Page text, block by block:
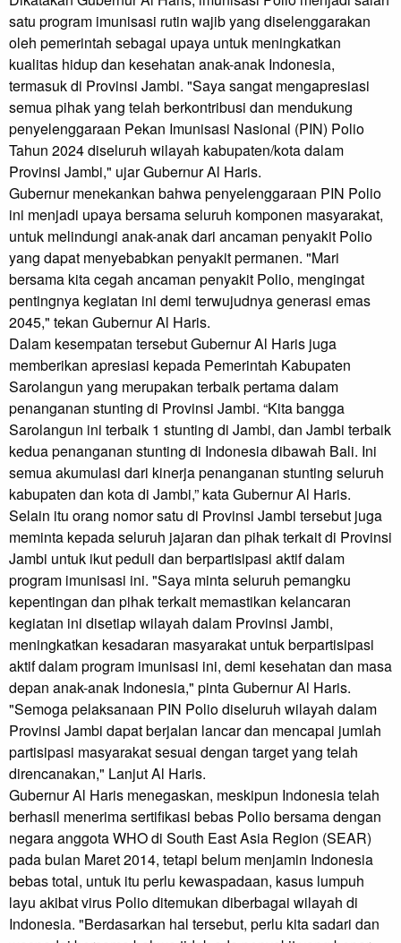
satu program imunisasi rutin wajib yang diselenggarakan
oleh pemerintah sebagai upaya untuk meningkatkan
kualitas hidup dan kesehatan anak-anak Indonesia,
termasuk di Provinsi Jambi. "Saya sangat mengapresiasi
semua pihak yang telah berkontribusi dan mendukung
penyelenggaraan Pekan Imunisasi Nasional (PIN) Polio
Tahun 2024 diseluruh wilayah kabupaten/kota dalam
Provinsi Jambi," ujar Gubernur Al Haris.
Gubernur menekankan bahwa penyelenggaraan PIN Polio
ini menjadi upaya bersama seluruh komponen masyarakat,
untuk melindungi anak-anak dari ancaman penyakit Polio
yang dapat menyebabkan penyakit permanen. "Mari
bersama kita cegah ancaman penyakit Polio, mengingat
pentingnya kegiatan ini demi terwujudnya generasi emas
2045," tekan Gubernur Al Haris.
Dalam kesempatan tersebut Gubernur Al Haris juga
memberikan apresiasi kepada Pemerintah Kabupaten
Sarolangun yang merupakan terbaik pertama dalam
penanganan stunting di Provinsi Jambi. “Kita bangga
Sarolangun ini terbaik 1 stunting di Jambi, dan Jambi terbaik
kedua penanganan stunting di Indonesia dibawah Bali. Ini
semua akumulasi dari kinerja penanganan stunting seluruh
kabupaten dan kota di Jambi,” kata Gubernur Al Haris.
Selain itu orang nomor satu di Provinsi Jambi tersebut juga
meminta kepada seluruh jajaran dan pihak terkait di Provinsi
Jambi untuk ikut peduli dan berpartisipasi aktif dalam
program imunisasi ini. "Saya minta seluruh pemangku
kepentingan dan pihak terkait memastikan kelancaran
kegiatan ini disetiap wilayah dalam Provinsi Jambi,
meningkatkan kesadaran masyarakat untuk berpartisipasi
aktif dalam program imunisasi ini, demi kesehatan dan masa
depan anak-anak Indonesia," pinta Gubernur Al Haris.
"Semoga pelaksanaan PIN Polio diseluruh wilayah dalam
Provinsi Jambi dapat berjalan lancar dan mencapai jumlah
partisipasi masyarakat sesuai dengan target yang telah
direncanakan," Lanjut Al Haris.
Gubernur Al Haris menegaskan, meskipun Indonesia telah
berhasil menerima sertifikasi bebas Polio bersama dengan
negara anggota WHO di South East Asia Region (SEAR)
pada bulan Maret 2014, tetapi belum menjamin Indonesia
bebas total, untuk itu perlu kewaspadaan, kasus lumpuh
layu akibat virus Polio ditemukan diberbagai wilayah di
Indonesia. "Berdasarkan hal tersebut, perlu kita sadari dan